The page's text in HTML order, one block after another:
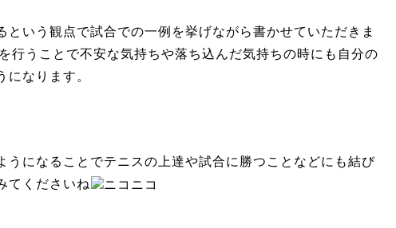
いう観点で試合での一例を挙げながら書かせていただきま
を行うことで不安な気持ちや落ち込んだ気持ちの時にも 自分の
なります。
になることでテニスの上達や試合に勝つことなどにも結び
てくださいね